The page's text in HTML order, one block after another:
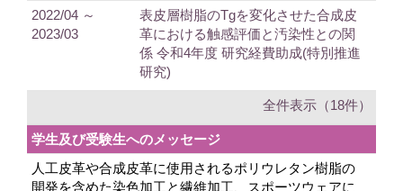
2022/04 ～
2023/03
表皮層樹脂のTgを変化させた合成皮
革における触感評価と汚染性との関
係 令和4年度 研究経費助成(特別推進
研究)
全件表示（18件）
学生及び受験生へのメッセージ
人工皮革や合成皮革に使用されるポリウレタン樹脂の
開発を含めた染色加工と繊維加工、スポーツウェアに